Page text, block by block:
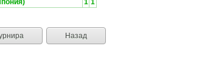
1 1
Назад